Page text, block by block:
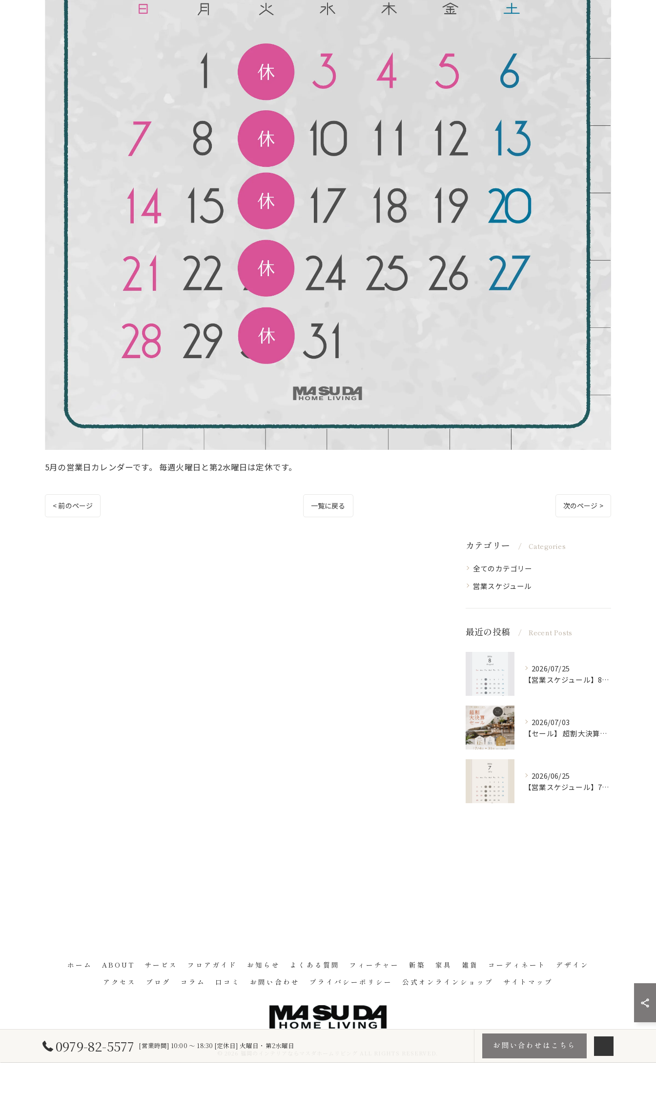
5月の営業日カレンダーです。 毎週火曜日と第2水曜日は定休です。
< 前のページ 一覧に戻る 次のページ >
カテゴリー Categories
全てのカテゴリー
営業スケジュール
最近の投稿 Recent Posts
2026/07/25
【営業スケジュール】8月カレンダー
2026/07/03
【セール】 超割大決算セール [7/4 〜 7/31]
2026/06/25
【営業スケジュール】7月カレンダー
0979-82-5577 [営業時間] 10:00 ～ 18:30 [定休日] 火曜日・第2水曜日 お問い合わせはこちら
ホーム ABOUT サービス フロアガイド お知らせ よくある質問 フィーチャー 新築 家具 雑貨 コーディネート
デザイン
アクセス
ブログ コラム 口コミ お問い合わせ プライバシーポリシー 公式オンラインショップ サイトマップ